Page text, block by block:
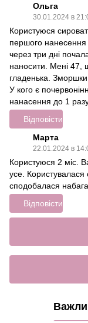
Ольга
30.01.2024 в
Користуюся
першого нанесення
через три дні
наносити. Мені 47,
гладенька.
У кого є
нанасення до 1
Відповісти
Марта
22.01.2024 в
Користуюся 2 міс.
усе.
сподобалася
Відповісти